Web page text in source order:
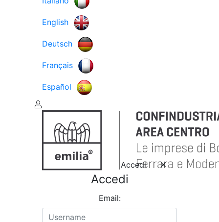
English
Deutsch
Français
Español
Accedi
Accedi
Email: